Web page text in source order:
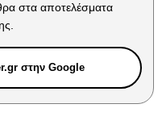
στα αποτελέσματα
στην Google